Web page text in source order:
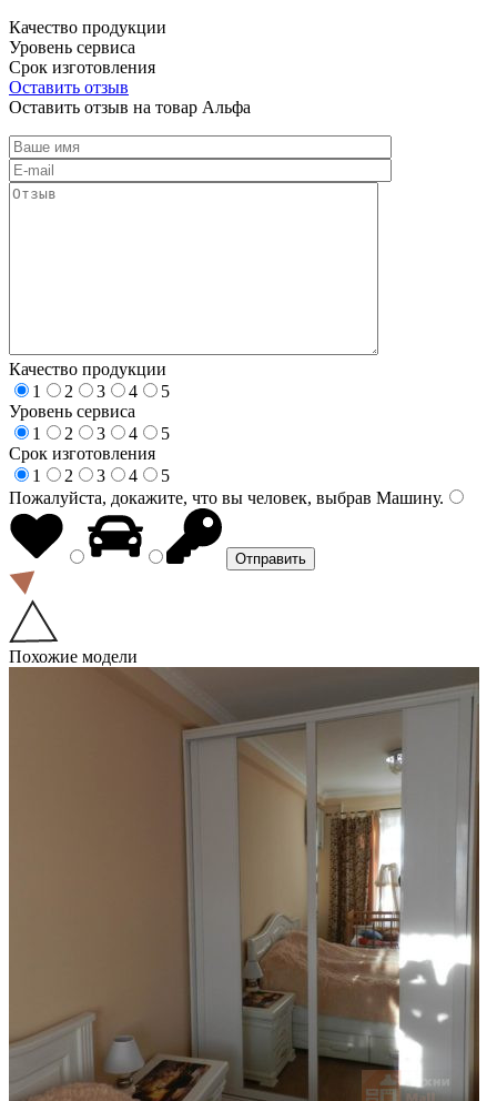
Качество продукции
Уровень сервиса
Срок изготовления
Оставить отзыв
Оставить отзыв на товар Альфа
Качество продукции
1
2 3 4
5
Уровень сервиса
1
2 3 4
5
Срок изготовления
1
2 3 4
5
Пожалуйста, докажите, что вы человек, выбрав Машину.
Похожие модели